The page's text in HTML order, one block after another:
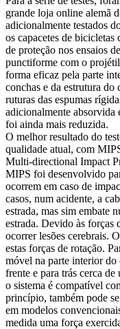
grande loja online alemã
adicionalmente testados
os capacetes de bicicletas
de proteção nos ensaios
punctiforme com o
forma eficaz pela parte
conchas e da estrutura do
ruturas das espumas
adicionalmente absorvida
foi ainda mais reduzida.
O melhor resultado do
qualidade atual, com
Multi-directional Impact
MIPS foi desenvolvido
ocorrem em caso de
casos, num acidente, a
estrada, mas sim embate
estrada. Devido às forças
ocorrer lesões cerebrais.
estas forças de rotação.
móvel na parte interior do
frente e para trás cerca
o sistema é compatível
princípio, também pode
em modelos
medida uma força